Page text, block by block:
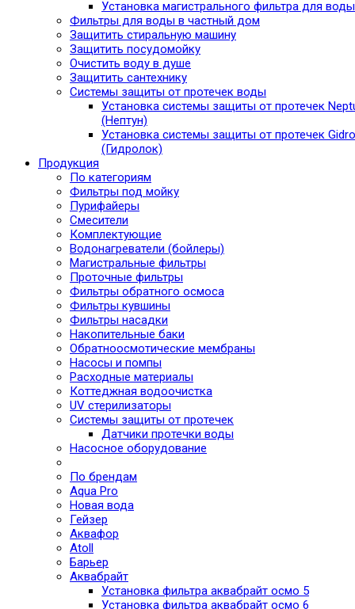
Установка магистрального фильтра для воды
Фильтры для воды в частный дом
Защитить стиральную машину
Защитить посудомойку
Очистить воду в душе
Защитить сантехнику
Системы защиты от протечек воды
Установка системы защиты от протечек
(Нептун)
Установка системы защиты от протечек
(Гидролок)
Продукция
По категориям
Фильтры под мойку
Пурифайеры
Смесители
Комплектующие
Водонагреватели (бойлеры)
Магистральные фильтры
Проточные фильтры
Фильтры обратного осмоса
Фильтры кувшины
Фильтры насадки
Накопительные баки
Обратноосмотические мембраны
Насосы и помпы
Расходные материалы
Коттеджная водоочистка
UV стерилизаторы
Системы защиты от протечек
Датчики протечки воды
Насосное оборудование
По брендам
Aqua Pro
Новая вода
Гейзер
Аквафор
Atoll
Барьер
Аквабрайт
Установка фильтра аквабрайт осмо 5
Установка фильтра аквабрайт осмо 6